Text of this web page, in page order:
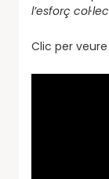
l’esforç
Clic per